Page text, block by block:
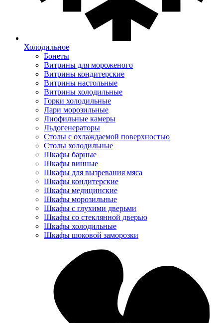
Холодильное
Бонеты
Витрины для мороженого
Витрины кондитерские
Витрины настольные
Витрины холодильные
Горки холодильные
Лари морозильные
Лиофильные камеры
Льдогенераторы
Столы с охлаждаемой поверхностью
Столы холодильные
Шкафы барные
Шкафы винные
Шкафы для вызревания мяса
Шкафы кондитерские
Шкафы медицинские
Шкафы морозильные
Шкафы с глухими дверьми
Шкафы со стеклянной дверью
Шкафы холодильные
Шкафы шоковой заморозки